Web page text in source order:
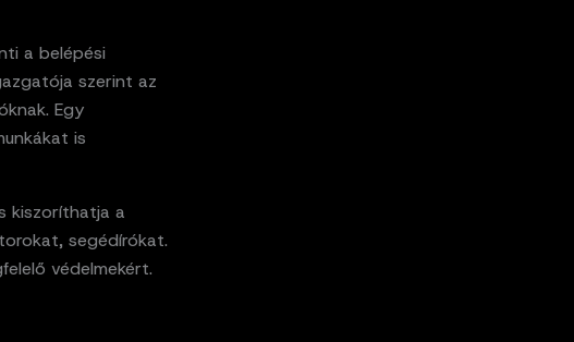
a belépési
szerint az
Egy
is
kiszoríthatja a
segédírókat.
védelmekért.